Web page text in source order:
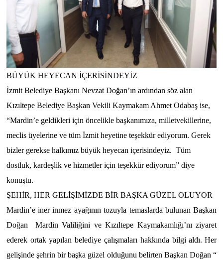
BÜYÜK HEYECAN İÇERİSİNDEYİZ
İzmit Belediye Başkanı Nevzat Doğan’ın ardından söz alan
Kızıltepe Belediye Başkan Vekili Kaymakam Ahmet Odabaş ise,
“Mardin’e geldikleri için öncelikle başkanımıza, milletvekillerine,
meclis üyelerine ve tüm İzmit heyetine teşekkür ediyorum. Gerek
bizler gerekse halkımız büyük heyecan içerisindeyiz. Tüm
dostluk, kardeşlik ve hizmetler için teşekkür ediyorum” diye
konuştu.
ŞEHİR, HER GELİŞİMİZDE BİR BAŞKA GÜZEL OLUYOR
Mardin’e iner inmez ayağının tozuyla temaslarda bulunan Başkan
Doğan Mardin Valiliğini ve Kızıltepe Kaymakamlığı’nı ziyaret
ederek ortak yapılan belediye çalışmaları hakkında bilgi aldı. Her
gelişinde şehrin bir başka güzel olduğunu belirten Başkan Doğan “